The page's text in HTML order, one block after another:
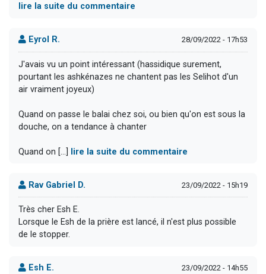
lire la suite du commentaire
Eyrol R. 28/09/2022 - 17h53
J'avais vu un point intéressant (hassidique surement,
pourtant les ashkénazes ne chantent pas les Selihot d'un
air vraiment joyeux)
Quand on passe le balai chez soi, ou bien qu'on est sous la
douche, on a tendance à chanter
Quand on [...] lire la suite du commentaire
Rav Gabriel D. 23/09/2022 - 15h19
Très cher Esh E.
Lorsque le Esh de la prière est lancé, il n'est plus possible
de le stopper.
Esh E. 23/09/2022 - 14h55